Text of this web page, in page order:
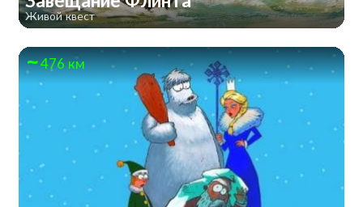
Живой квест
476 км